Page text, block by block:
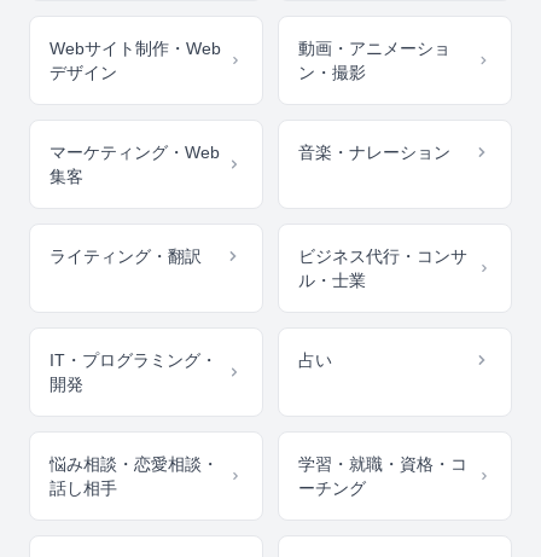
Webサイト制作・Web
デザイン
動画・アニメーショ
ン・撮影
マーケティング・Web
集客
音楽・ナレーション
ライティング・翻訳
ビジネス代行・コンサ
ル・士業
IT・プログラミング・
開発
占い
悩み相談・恋愛相談・
話し相手
学習・就職・資格・コ
ーチング